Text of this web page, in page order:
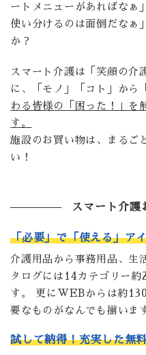
ートメニューがあればなぁ
使い分けるのは面倒だなぁ
か？
スマート介護は「笑顔の介
に、「モノ」「コト」から
わる皆様の「困った！」を
す。
施設のお買い物は、まるご
い！
スマート介護
「必要」で「使える」ア
介護用品から事務用品、生
タログには14カテゴリー
す。 更にWEBからは約
要なものがなんでも揃いま
試して納得！充実した無